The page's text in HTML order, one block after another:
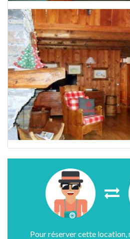
Pour réserver cette location,